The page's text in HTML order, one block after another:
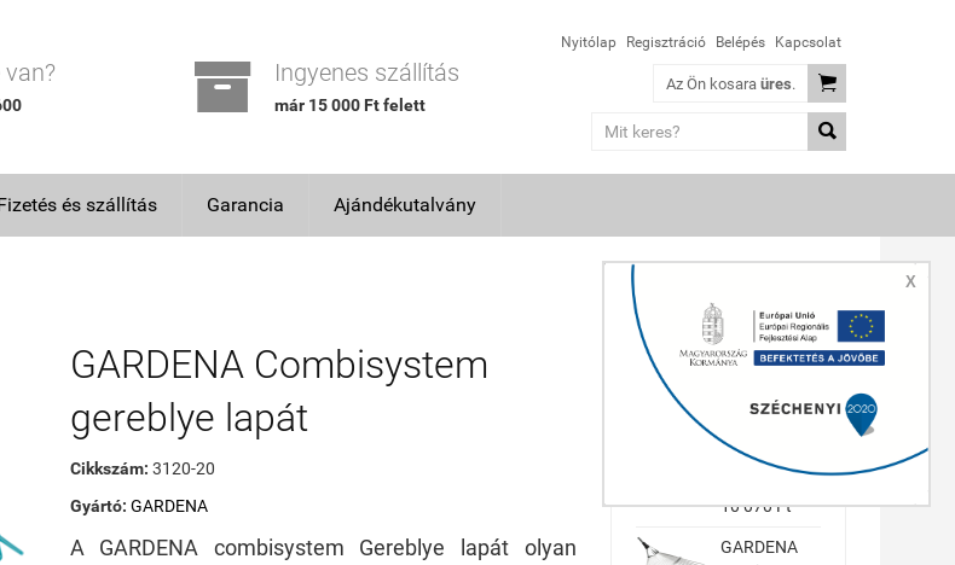
van?  Ingyenes szállítás
már 15 000 Ft felett
Nyitólap Regisztráció Belépés Kapcsolat
Az Ön kosara üres.


és szállítás Garancia Ajándékutalvány
GARDENA Combisystem
gereblye lapát
Cikkszám: 3120-20
Gyártó: GARDENA
A GARDENA combisystem Gereblye lapát olyan
TOP TERMÉKEK
combisystem
alumínium
nyél 130cm
10 070 Ft
GARDENA
X